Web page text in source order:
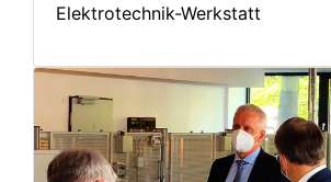
Elektrotechnik-Werkstatt